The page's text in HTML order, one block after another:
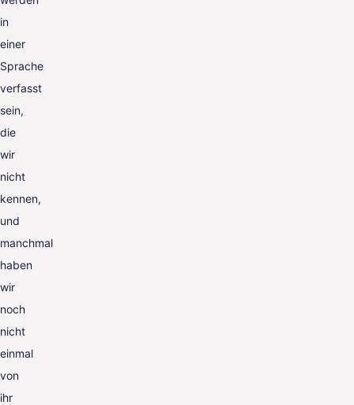
in
einer
Sprache
verfasst
sein,
die
wir
nicht
kennen,
und
manchmal
haben
wir
noch
nicht
einmal
von
ihr